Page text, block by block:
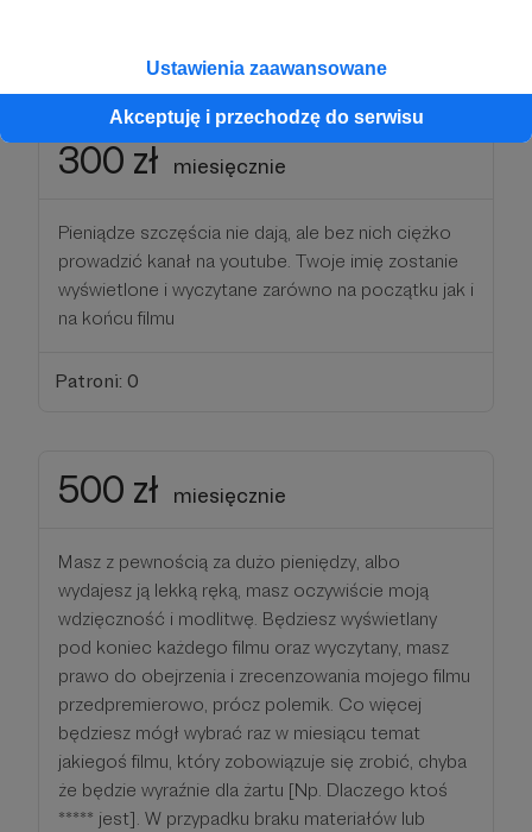
Ustawienia zaawansowane
Akceptuję i przechodzę do serwisu
300 zł miesięcznie
Pieniądze szczęścia nie dają, ale bez nich ciężko
prowadzić kanał na youtube. Twoje imię zostanie
wyświetlone i wyczytane zarówno na początku jak i
na końcu filmu
Patroni: 0
500 zł miesięcznie
Masz z pewnością za dużo pieniędzy, albo
wydajesz ją lekką ręką, masz oczywiście moją
wdzięczność i modlitwę. Będziesz wyświetlany
pod koniec każdego filmu oraz wyczytany, masz
prawo do obejrzenia i zrecenzowania mojego filmu
przedpremierowo, prócz polemik. Co więcej
będziesz mógł wybrać raz w miesiącu temat
jakiegoś filmu, który zobowiązuje się zrobić, chyba
że będzie wyraźnie dla żartu [Np. Dlaczego ktoś
***** jest]. W przypadku braku materiałów lub